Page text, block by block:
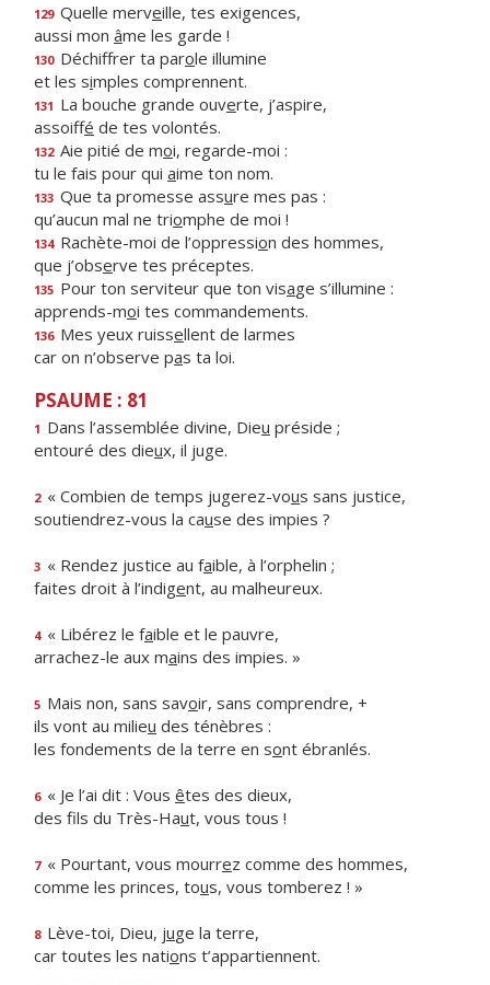
129 Quelle merveille, tes exigences,
aussi mon âme les garde !
130 Déchiffrer ta parole illumine
et les simples comprennent.
131 La bouche grande ouverte, j’aspire,
assoiffé de tes volontés.
132 Aie pitié de moi, regarde-moi :
tu le fais pour qui aime ton nom.
133 Que ta promesse assure mes pas :
qu’aucun mal ne triomphe de moi !
134 Rachète-moi de l’oppression des hommes,
que j’observe tes préceptes.
135 Pour ton serviteur que ton visage s’illumine :
apprends-moi tes commandements.
136 Mes yeux ruissellent de larmes
car on n’observe pas ta loi.
PSAUME : 81
1 Dans l’assemblée divine, Dieu préside ;
entouré des dieux, il juge.
2 « Combien de temps jugerez-vous sans justice,
soutiendrez-vous la cause des impies ?
3 « Rendez justice au faible, à l’orphelin ;
faites droit à l’indigent, au malheureux.
4 « Libérez le faible et le pauvre,
arrachez-le aux mains des impies. »
5 Mais non, sans savoir, sans comprendre, +
ils vont au milieu des ténèbres :
les fondements de la terre en sont ébranlés.
6 « Je l’ai dit : Vous êtes des dieux,
des fils du Très-Haut, vous tous !
7 « Pourtant, vous mourrez comme des hommes,
comme les princes, tous, vous tomberez ! »
8 Lève-toi, Dieu, juge la terre,
car toutes les nations t’appartiennent.